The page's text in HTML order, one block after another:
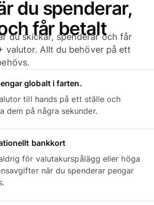
du spenderar,
får betalt
du skickar, spenderar och får
valutor. Allt du behöver på ett
globalt i farten.
till hands på ett ställe och
dem på några sekunder.
bankkort
för valutakurspålägg eller höga
när du spenderar pengar